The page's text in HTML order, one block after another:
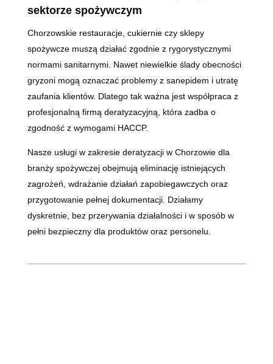
sektorze spożywczym
Chorzowskie restauracje, cukiernie czy sklepy
spożywcze muszą działać zgodnie z rygorystycznymi
normami sanitarnymi. Nawet niewielkie ślady obecności
gryzoni mogą oznaczać problemy z sanepidem i utratę
zaufania klientów. Dlatego tak ważna jest współpraca z
profesjonalną firmą deratyzacyjną, która zadba o
zgodność z wymogami HACCP.
Nasze usługi w zakresie deratyzacji w Chorzowie dla
branży spożywczej obejmują eliminację istniejących
zagrożeń, wdrażanie działań zapobiegawczych oraz
przygotowanie pełnej dokumentacji. Działamy
dyskretnie, bez przerywania działalności i w sposób w
pełni bezpieczny dla produktów oraz personelu.